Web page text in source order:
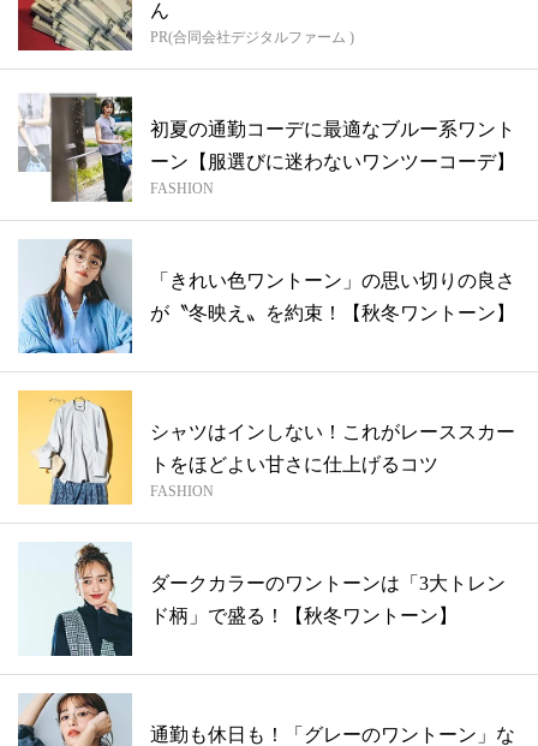
ん
PR(合同会社デジタルファーム )
初夏の通勤コーデに最適なブルー系ワント
ーン【服選びに迷わないワンツーコーデ】
FASHION
「きれい色ワントーン」の思い切りの良さ
が〝冬映え〟を約束！【秋冬ワントーン】
シャツはインしない！これがレーススカー
トをほどよい甘さに仕上げるコツ
FASHION
ダークカラーのワントーンは「3大トレン
ド柄」で盛る！【秋冬ワントーン】
通勤も休日も！「グレーのワントーン」な